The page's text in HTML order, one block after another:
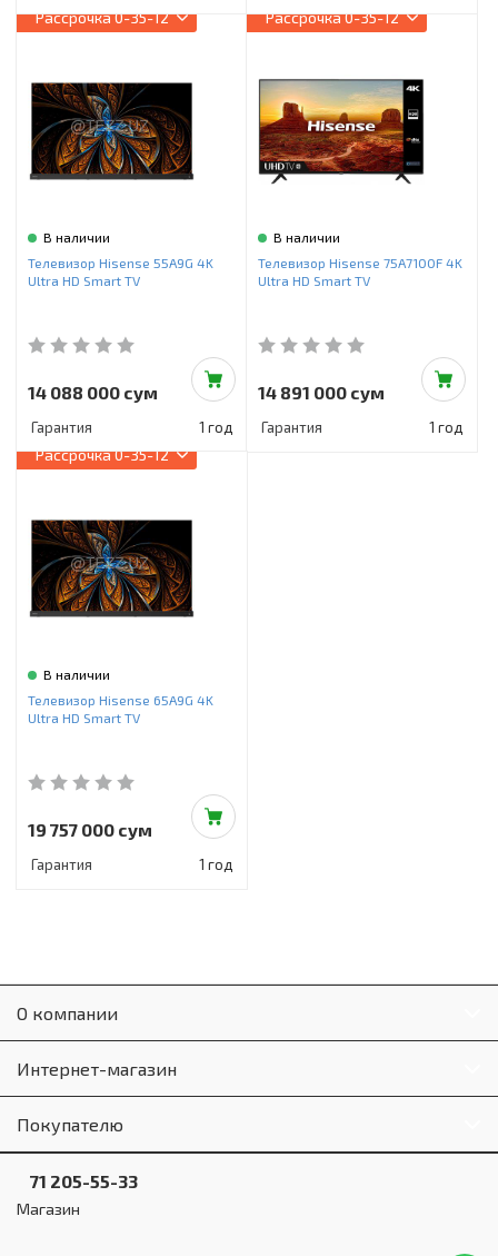
Рассрочка0-35-12
В наличии
Телевизор Hisense 55A9G 4K
Ultra HD Smart TV
14 088 000 сум
Гарантия 1 год
Рассрочка0-35-12
В наличии
Телевизор Hisense 75A7100F 4K
Ultra HD Smart TV
14 891 000 сум
Гарантия 1 год
Рассрочка0-35-12
В наличии
Телевизор Hisense 65A9G 4K
Ultra HD Smart TV
19 757 000 сум
Гарантия 1 год
О компании
Интернет-магазин
Покупателю
71 205-55-33
Магазин